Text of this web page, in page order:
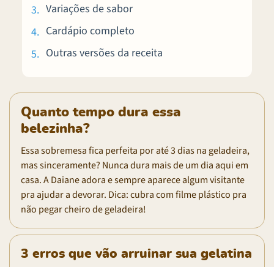
Variações de sabor
Cardápio completo
Outras versões da receita
Quanto tempo dura essa
belezinha?
Essa sobremesa fica perfeita por até 3 dias na geladeira,
mas sinceramente? Nunca dura mais de um dia aqui em
casa. A Daiane adora e sempre aparece algum visitante
pra ajudar a devorar. Dica: cubra com filme plástico pra
não pegar cheiro de geladeira!
3 erros que vão arruinar sua gelatina